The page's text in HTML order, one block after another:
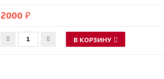
2000 ₽
В КОРЗИНУ